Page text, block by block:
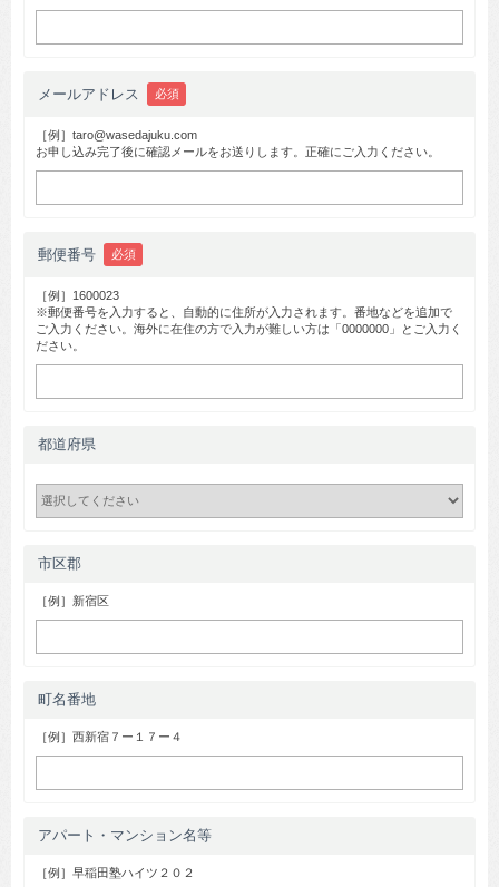
メールアドレス 必須
［例］taro@wasedajuku.com
お申し込み完了後に確認メールをお送りします。正確にご入力ください。
郵便番号 必須
［例］1600023
※郵便番号を入力すると、自動的に住所が入力されます。番地などを追加で
ご入力ください。海外に在住の方で入力が難しい方は「0000000」とご入力く
ださい。
都道府県
市区郡
［例］新宿区
町名番地
［例］西新宿７ー１７ー４
アパート・マンション名等
［例］早稲田塾ハイツ２０２